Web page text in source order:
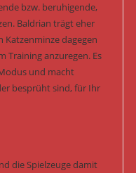
bzw. beruhigende,
Baldrian trägt eher
Katzenminze dagegen
Training anzuregen. Es
und macht
besprüht sind, für Ihr
die Spielzeuge damit